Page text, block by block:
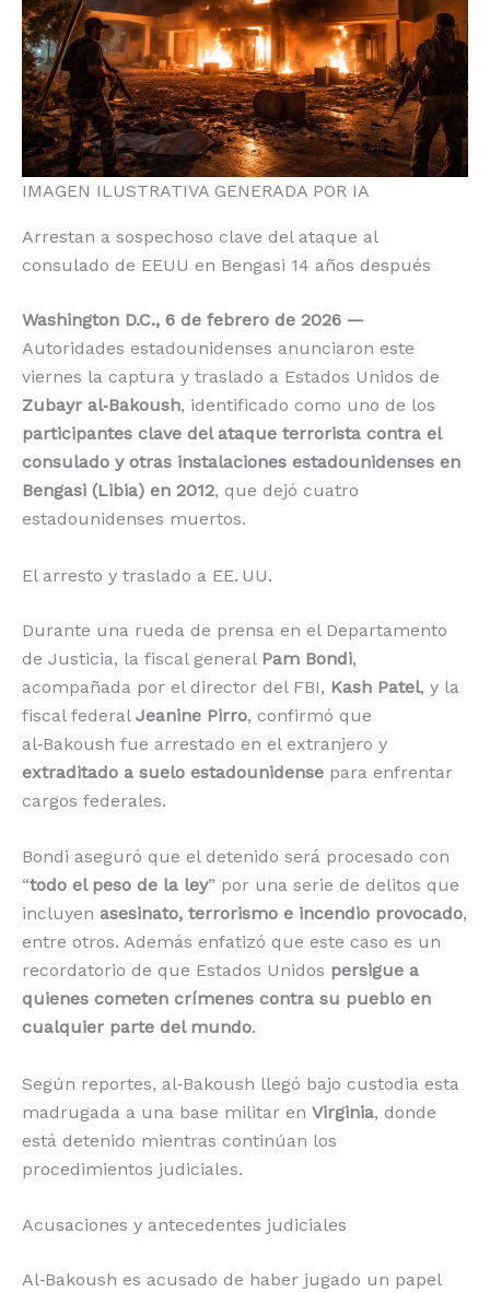
o
k
p
k r
IMAGEN ILUSTRATIVA GENERADA POR IA
Arrestan a sospechoso clave del ataque al
consulado de EEUU en Bengasi 14 años después
Washington D.C., 6 de febrero de 2026 —
Autoridades estadounidenses anunciaron este
viernes la captura y traslado a Estados Unidos de
Zubayr al‑Bakoush, identificado como uno de los
participantes clave del ataque terrorista contra el
consulado y otras instalaciones estadounidenses en
Bengasi (Libia) en 2012, que dejó cuatro
estadounidenses muertos.
El arresto y traslado a EE. UU.
Durante una rueda de prensa en el Departamento
de Justicia, la fiscal general Pam Bondi,
acompañada por el director del FBI, Kash Patel, y la
fiscal federal Jeanine Pirro, confirmó que
al‑Bakoush fue arrestado en el extranjero y
extraditado a suelo estadounidense para enfrentar
cargos federales.
Bondi aseguró que el detenido será procesado con
“todo el peso de la ley” por una serie de delitos que
incluyen asesinato, terrorismo e incendio provocado,
entre otros. Además enfatizó que este caso es un
recordatorio de que Estados Unidos persigue a
quienes cometen crímenes contra su pueblo en
cualquier parte del mundo.
Según reportes, al‑Bakoush llegó bajo custodia esta
madrugada a una base militar en Virginia, donde
está detenido mientras continúan los
procedimientos judiciales.
Acusaciones y antecedentes judiciales
Al‑Bakoush es acusado de haber jugado un papel